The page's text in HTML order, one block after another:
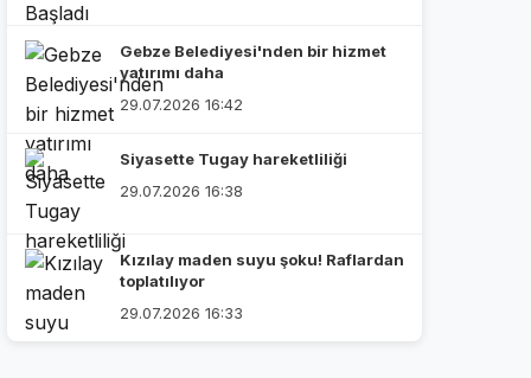
Gebze Belediyesi'nden bir hizmet
yatırımı daha
29.07.2026 16:42
Siyasette Tugay hareketliliği
29.07.2026 16:38
Kızılay maden suyu şoku! Raflardan
toplatılıyor
29.07.2026 16:33